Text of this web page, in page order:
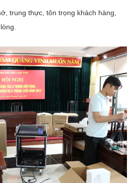
trung thực, tôn trọng khách hàng,